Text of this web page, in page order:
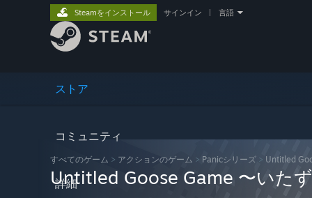
ストア
コミュニティ
詳細
Steamをインストール サインイン 言語
すべてのゲーム > アクションのゲーム > Panicシリーズ > Untitled
Untitled Goose Game 〜いた